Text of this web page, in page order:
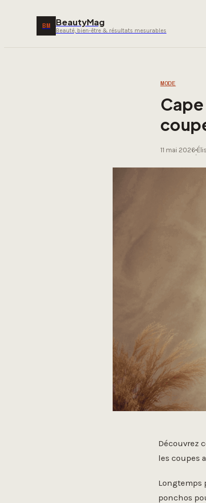
BM BeautyMag
Beauté, bien-être & résultats mesurables
MODE
11 mai 2026
·
Découvrez
les coupes
Longtemps
ponchos